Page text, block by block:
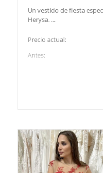
Un vestido de fiesta
Herysa. ...
Precio actual:
Antes: